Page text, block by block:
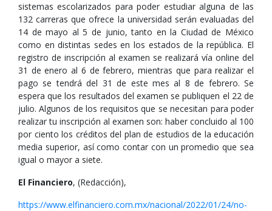
sistemas escolarizados para poder estudiar alguna de las
132 carreras que ofrece la universidad serán evaluadas del
14 de mayo al 5 de junio, tanto en la Ciudad de México
como en distintas sedes en los estados de la república. El
registro de inscripción al examen se realizará vía online del
31 de enero al 6 de febrero, mientras que para realizar el
pago se tendrá del 31 de este mes al 8 de febrero. Se
espera que los resultados del examen se publiquen el 22 de
julio. Algunos de los requisitos que se necesitan para poder
realizar tu inscripción al examen son: haber concluido al 100
por ciento los créditos del plan de estudios de la educación
media superior, así como contar con un promedio que sea
igual o mayor a siete.
El Financiero, (Redacción),
https://www.elfinanciero.com.mx/nacional/2022/01/24/no-